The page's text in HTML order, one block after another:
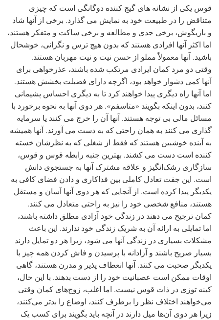
قوس یکی از نشانه های گیج کننده دوگانگی است که چیزی
متناقض را در طبیعت خود به نمایش می گذارد. برخی از آنها شاد
و بازیگوش، برخی جدی و مطالعه و برخی ساکت و متفکر هستند،
اما اکثر آنها افرادی هستند که بدون هیچ ترس و نگرانی، خوشحال
باشید. آنها معمولاً مملو از حسن نیت و نیت مهربان هستند.
وقتی دو مرد کمان ایرادی مرتکب شده باشند، عذرخواهی برای
آنها کمی دشوار خواهد بود، اگرچه دارای فضیلت بخشش هستند.
اما آنها راه دیگری پیدا خواهند کرد تا به دیگری احساس پشیمانی
کنند، بدون اینکه بگویند «متاسفم». هر دوی آنها به نحوه برخورد با
مسائل مالی بی توجه هستند. آنها آن را خرج می کنند یا سرمایه
گذاری می کنند به همان راحتی که به دست می آورند. آنها همیشه
به آینده خوشبین هستند که فقط از شغلی که به نظرشان خسته
کننده است دست می کشند. بهترین جنبه رابطه قوس و قوس،
سازگاری رشک‌انگیز و علاقه مشترک آنها به جستجوی دانش
است. این جفت تعادل کاملی بین فداکاری و دادن فضای کافی به
یکدیگر پیدا کرده است. از آنجایی که هر دوی آنها آسان و مستقل
هستند، منافع شخصی خود را نیز به راحتی متعادل می کنند.
کمان ترجیح می دهند در زندگی خود آزادی مطلق داشته باشند،
اما تمایلی به ارائه آن به شریک زندگی خود ندارند. این باعث
مشکلات بسیاری در زندگی آنها می شود، زیرا هر دو تمایل دارند
بسیار صریح باشند و آزادانه با پرسیدن و فاش کردن همه چیز با
یکدیگر صحبت می کنند. آنها انعطاف پذیر و مدرن هستند، گاهی
اوقات ممکن است عصبانیت خود را از دست بدهند. با این حال،
کینه توزی در ذات قوس نیست. اما اغلب، زوج‌های کمان وقتی
می‌خواهند اختلاف نظر را برطرف کنند، اوضاع را بدتر می‌کنند،
زیرا هر دوی آن‌ها میل دارند در آنچه باید بگویند برای کسب یک